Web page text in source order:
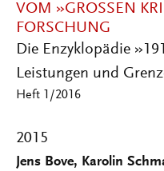
VOM »GROSSEN
ORSCHUNG
Die Enzyklopädie
Leistungen und
Heft 1/2016
2015
Jens Bove, Karolin